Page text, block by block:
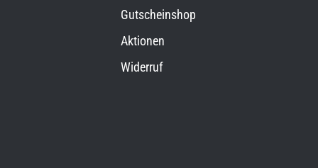
Gutscheinshop
Aktionen
Widerruf